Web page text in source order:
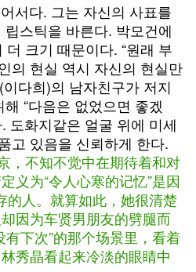
서다. 그는 자신의 사표를
스틱을 바른다. 박모건에
크기 때문이다. “원래 부
의 현실 역시 자신의 현실만
다희)의 남자친구가 저지
“다음은 없었으면 좋겠
도화지같은 얼굴 위에 미세
고 있음을 신뢰하게 한다.
，不知不觉中在期待着和对
义为“令人心寒的记忆”是因
的人。就算如此，她很清楚
因为车贤男朋友的劈腿而
下次”的那个场景里，看着
秀晶看起来冷淡的眼睛中